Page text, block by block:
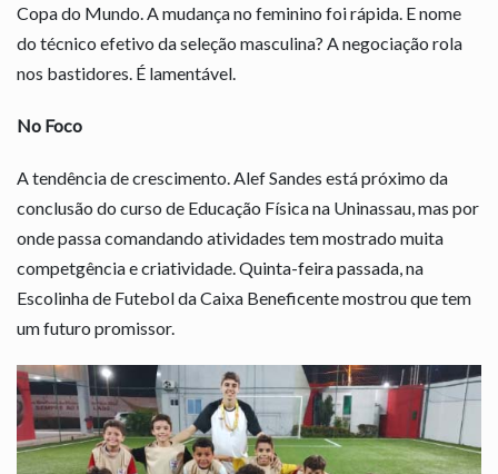
Copa do Mundo. A mudança no feminino foi rápida. E nome
do técnico efetivo da seleção masculina? A negociação rola
nos bastidores. É lamentável.
No Foco
A tendência de crescimento. Alef Sandes está próximo da
conclusão do curso de Educação Física na Uninassau, mas por
onde passa comandando atividades tem mostrado muita
competgência e criatividade. Quinta-feira passada, na
Escolinha de Futebol da Caixa Beneficente mostrou que tem
um futuro promissor.